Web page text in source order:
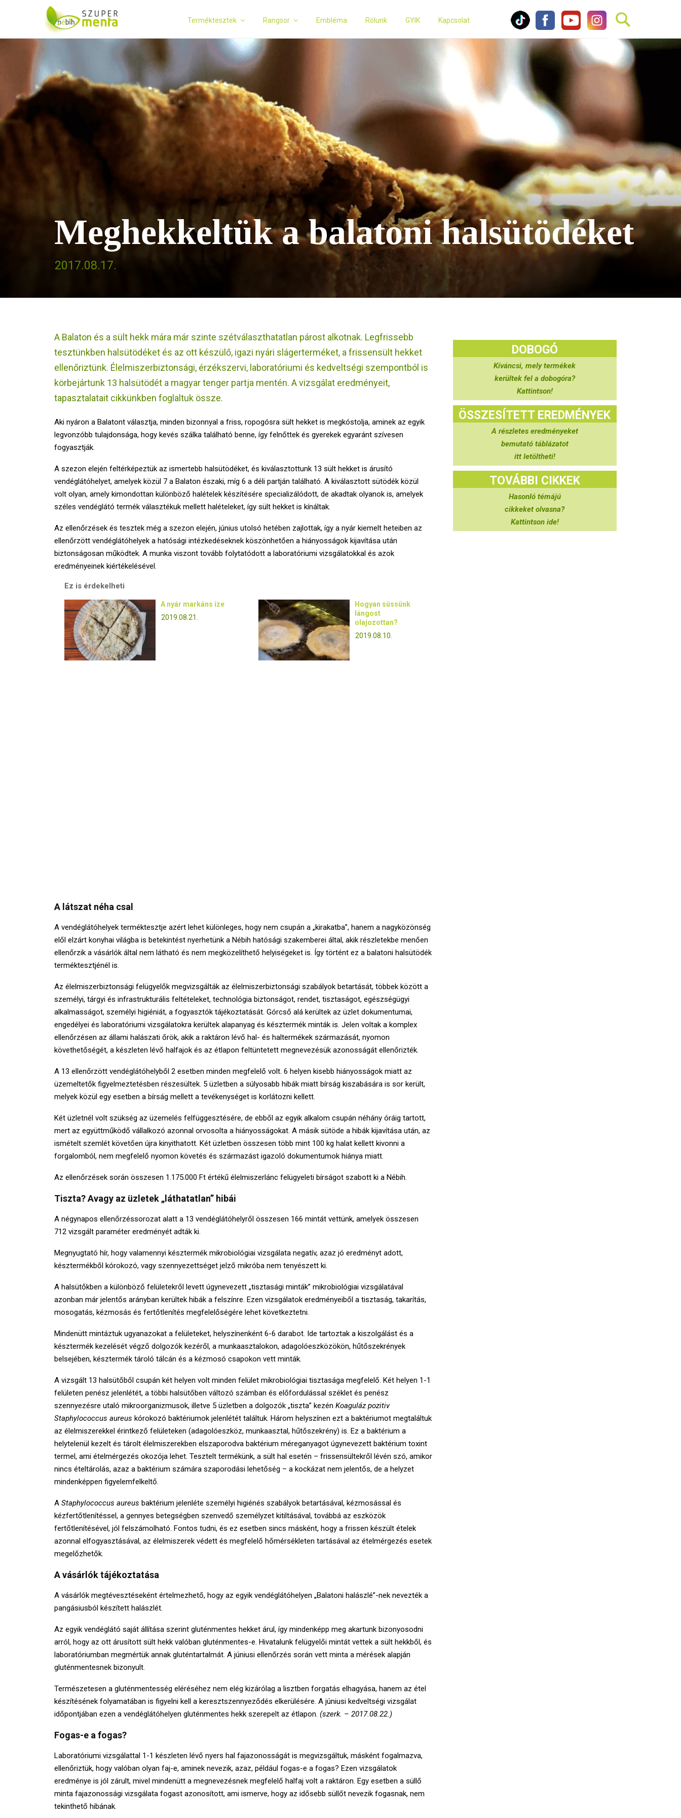
Terméktesztek Rangsor Embléma Rólunk GYIK Kapcsolat
Meghekkeltük a balatoni halsütödéket
2017.08.17.
A Balaton és a sült hekk mára már szinte szétválaszthatatlan párost alkotnak. Legfrissebb
tesztünkben halsütödéket és az ott készülő, igazi nyári slágerterméket, a frissensült hekket
ellenőriztünk. Élelmiszerbiztonsági, érzékszervi, laboratóriumi és kedveltségi szempontból is
körbejártunk 13 halsütödét a magyar tenger partja mentén. A vizsgálat eredményeit,
tapasztalatait cikkünkben foglaltuk össze.
Aki nyáron a Balatont választja, minden bizonnyal a friss, ropogósra sült hekket is megkóstolja, aminek az egyik
legvonzóbb tulajdonsága, hogy kevés szálka található benne, így felnőttek és gyerekek egyaránt szívesen
fogyasztják.
A szezon elején feltérképeztük az ismertebb halsütödéket, és kiválasztottunk 13 sült hekket is árusító
vendéglátóhelyet, amelyek közül 7 a Balaton északi, míg 6 a déli partján található. A kiválasztott sütödék közül
volt olyan, amely kimondottan különböző halételek készítésére specializálódott, de akadtak olyanok is, amelyek
széles vendéglátó termék választékuk mellett halételeket, így sült hekket is kínáltak.
Az ellenőrzések és tesztek még a szezon elején, június utolsó hetében zajlottak, így a nyár kiemelt heteiben az
ellenőrzött vendéglátóhelyek a hatósági intézkedéseknek köszönhetően a hiányosságok kijavítása után
biztonságosan működtek. A munka viszont tovább folytatódott a laboratóriumi vizsgálatokkal és azok
eredményeinek kiértékelésével.
Ez is érdekelheti
A nyár markáns íze
2019.08.21.
Hogyan süssünk
lángost
olajozottan?
2019.08.10.
A látszat néha csal
A vendéglátóhelyek terméktesztje azért lehet különleges, hogy nem csupán a „kirakatba”, hanem a nagyközönség
elől elzárt konyhai világba is betekintést nyerhetünk a Nébih hatósági szakemberei által, akik részletekbe menően
ellenőrzik a vásárlók által nem látható és nem megközelíthető helyiségeket is. Így történt ez a balatoni halsütödék
terméktesztjénél is.
Az élelmiszerbiztonsági felügyelők megvizsgálták az élelmiszerbiztonsági szabályok betartását, többek között a
személyi, tárgyi és infrastrukturális feltételeket, technológia biztonságot, rendet, tisztaságot, egészségügyi
alkalmasságot, személyi higiéniát, a fogyasztók tájékoztatását. Górcső alá kerültek az üzlet dokumentumai,
engedélyei és laboratóriumi vizsgálatokra kerültek alapanyag és késztermék minták is. Jelen voltak a komplex
ellenőrzésen az állami halászati őrök, akik a raktáron lévő hal- és haltermékek származását, nyomon
követhetőségét, a készleten lévő halfajok és az étlapon feltüntetett megnevezésük azonosságát ellenőrizték.
A 13 ellenőrzött vendéglátóhelyből 2 esetben minden megfelelő volt. 6 helyen kisebb hiányosságok miatt az
üzemeltetők figyelmeztetésben részesültek. 5 üzletben a súlyosabb hibák miatt bírság kiszabására is sor került,
melyek közül egy esetben a bírság mellett a tevékenységet is korlátozni kellett.
Két üzletnél volt szükség az üzemelés felfüggesztésére, de ebből az egyik alkalom csupán néhány óráig tartott,
mert az együttműködő vállalkozó azonnal orvosolta a hiányosságokat. A másik sütöde a hibák kijavítása után, az
ismételt szemlét követően újra kinyithatott. Két üzletben összesen több mint 100 kg halat kellett kivonni a
forgalomból, nem megfelelő nyomon követés és származást igazoló dokumentumok hiánya miatt.
Az ellenőrzések során összesen 1.175.000 Ft értékű élelmiszerlánc felügyeleti bírságot szabott ki a Nébih.
Tiszta? Avagy az üzletek „láthatatlan” hibái
A négynapos ellenőrzéssorozat alatt a 13 vendéglátóhelyről összesen 166 mintát vettünk, amelyek összesen
712 vizsgált paraméter eredményét adták ki.
Megnyugtató hír, hogy valamennyi késztermék mikrobiológiai vizsgálata negatív, azaz jó eredményt adott,
késztermékből kórokozó, vagy szennyezettséget jelző mikróba nem tenyészett ki.
A halsütőkben a különböző felületekről levett úgynevezett „tisztasági minták” mikrobiológiai vizsgálatával
azonban már jelentős arányban kerültek hibák a felszínre. Ezen vizsgálatok eredményeiből a tisztaság, takarítás,
mosogatás, kézmosás és fertőtlenítés megfelelőségére lehet következtetni.
Mindenütt mintáztuk ugyanazokat a felületeket, helyszínenként 6-6 darabot. Ide tartoztak a kiszolgálást és a
késztermék kezelését végző dolgozók kezéről, a munkaasztalokon, adagolóeszközökön, hűtőszekrények
belsejében, késztermék tároló tálcán és a kézmosó csapokon vett minták.
A vizsgált 13 halsütőből csupán két helyen volt minden felület mikrobiológiai tisztasága megfelelő. Két helyen 1-1
felületen penész jelenlétét, a többi halsütőben változó számban és előfordulással széklet és penész
szennyezésre utaló mikroorganizmusok, illetve 5 üzletben a dolgozók „tiszta” kezén Koaguláz pozitiv
Staphylococcus aureus kórokozó baktériumok jelenlétét találtuk. Három helyszínen ezt a baktériumot megtaláltuk
az élelmiszerekkel érintkező felületeken (adagolóeszköz, munkaasztal, hűtőszekrény) is. Ez a baktérium a
helytelenül kezelt és tárolt élelmiszerekben elszaporodva baktérium méreganyagot úgynevezett baktérium toxint
termel, ami ételmérgezés okozója lehet. Tesztelt termékünk, a sült hal esetén – frissensültekről lévén szó, amikor
nincs ételtárolás, azaz a baktérium számára szaporodási lehetőség – a kockázat nem jelentős, de a helyzet
mindenképpen figyelemfelkeltő.
A Staphylococcus aureus baktérium jelenléte személyi higiénés szabályok betartásával, kézmosással és
kézfertőtlenítéssel, a gennyes betegségben szenvedő személyzet kitiltásával, továbbá az eszközök
fertőtlenítésével, jól felszámolható. Fontos tudni, és ez esetben sincs másként, hogy a frissen készült ételek
azonnal elfogyasztásával, az élelmiszerek védett és megfelelő hőmérsékleten tartásával az ételmérgezés esetek
megelőzhetők.
A vásárlók tájékoztatása
A vásárlók megtévesztéseként értelmezhető, hogy az egyik vendéglátóhelyen „Balatoni halászlé”-nek nevezték a
pangásiusból készített halászlét.
Az egyik vendéglátó saját állítása szerint gluténmentes hekket árul, így mindenképp meg akartunk bizonyosodni
arról, hogy az ott árusított sült hekk valóban gluténmentes-e. Hivatalunk felügyelői mintát vettek a sült hekkből, és
laboratóriumban megmértük annak gluténtartalmát. A júniusi ellenőrzés során vett minta a mérések alapján
gluténmentesnek bizonyult.
Természetesen a gluténmentesség eléréséhez nem elég kizárólag a lisztben forgatás elhagyása, hanem az étel
készítésének folyamatában is figyelni kell a keresztszennyeződés elkerülésére. A júniusi kedveltségi vizsgálat
időpontjában ezen a vendéglátóhelyen gluténmentes hekk szerepelt az étlapon. (szerk. – 2017.08.22.)
Fogas-e a fogas?
Laboratóriumi vizsgálattal 1-1 készleten lévő nyers hal fajazonosságát is megvizsgáltuk, másként fogalmazva,
ellenőriztük, hogy valóban olyan faj-e, aminek nevezik, azaz, például fogas-e a fogas? Ezen vizsgálatok
eredménye is jól zárult, mivel mindenütt a megnevezésnek megfelelő halfaj volt a raktáron. Egy esetben a süllő
minta fajazonossági vizsgálata fogast azonosított, ami ismerve, hogy az idősebb süllőt nevezik fogasnak, nem
tekinthető hibának.
DOBOGÓ
Kíváncsi, mely termékek
kerültek fel a dobogóra?
Kattintson!
ÖSSZESÍTETT EREDMÉNYEK
A részletes eredményeket
bemutató táblázatot
itt letöltheti!
TOVÁBBI CIKKEK
Hasonló témájú
cikkeket olvasna?
Kattintson ide!